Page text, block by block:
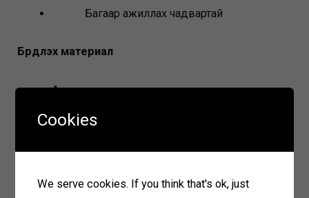
Багаар ажиллах чадвартай
Бүрдүүлэх материал
Ажилд орохыг хүссэн гар өргөдөл
Анкет
Иргэний үнэмлэхний хуулбар
Материал хүлээн авах
Cookies
We serve cookies. If you think that's ok, just